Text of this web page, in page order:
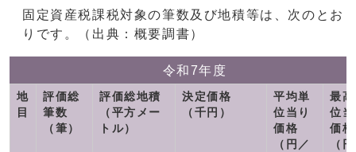
固定資産税課税対象の筆数及び地積等は、次のとお
りです。（出典：概要調書）
令和7年度
地
目
評価総
筆数
（筆）
評価総地積
（平方メー
トル）
決定価格
（千円）
平均単
位当り
価格
（円／
最
位
価格
（